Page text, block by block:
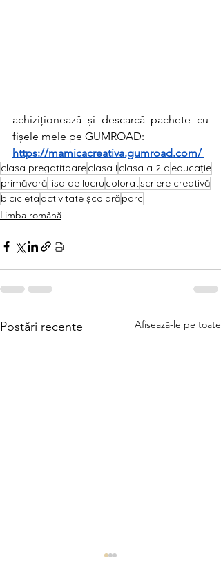
achiziționează și descarcă pachete cu
fișele mele pe GUMROAD:
https://mamicacreativa.gumroad.com/
clasa pregatitoareclasa I clasa a 2 a educație
primăvarăfisa de lucru coloratscriere creativă
bicicleta activitate școlarăparc
Limba română
Postări recente Afișează-le pe toate